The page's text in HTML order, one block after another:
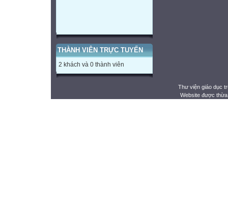
THÀNH VIÊN TRỰC TUYẾN
2 khách và 0 thành viên
Thư viện giáo dục
Website được